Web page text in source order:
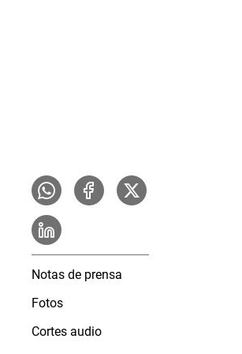
Notas de prensa
Fotos
Cortes audio